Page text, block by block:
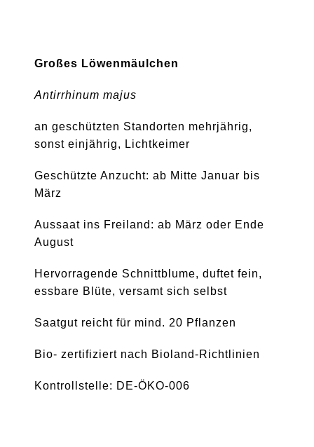
Großes Löwenmäulchen
Antirrhinum majus
an geschützten Standorten mehrjährig,
sonst einjährig, Lichtkeimer
Geschützte Anzucht: ab Mitte Januar bis
März
Aussaat ins Freiland: ab März oder Ende
August
Hervorragende Schnittblume, duftet fein,
essbare Blüte, versamt sich selbst
Saatgut reicht für mind. 20 Pflanzen
Bio- zertifiziert nach Bioland-Richtlinien
Kontrollstelle: DE-ÖKO-006